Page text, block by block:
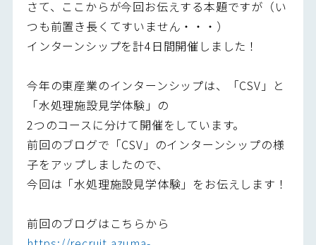
さて、ここからが今回お伝えする本題ですが（い
つも前置き長くてすいません・・・）
インターンシップを計4日間開催しました！
今年の東産業のインターンシップは、「CSV」と
「水処理施設見学体験」の
2つのコースに分けて開催をしています。
前回のブログで「CSV」のインターンシップの様
子をアップしましたので、
今回は「水処理施設見学体験」をお伝えします！
前回のブログはこちらから